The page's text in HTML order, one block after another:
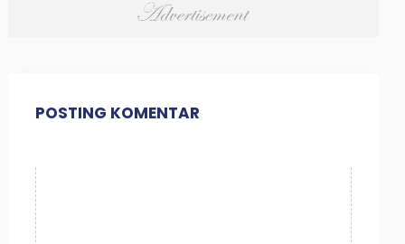
POSTING KOMENTAR